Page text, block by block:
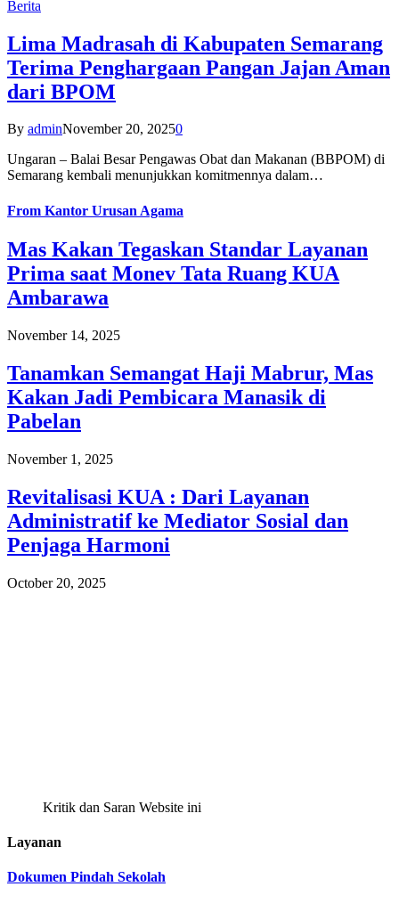
Berita
Lima Madrasah di Kabupaten Semarang
Terima Penghargaan Pangan Jajan Aman
dari BPOM
By adminNovember 20, 20250
Ungaran – Balai Besar Pengawas Obat dan Makanan (BBPOM) di
Semarang kembali menunjukkan komitmennya dalam…
From Kantor Urusan Agama
Mas Kakan Tegaskan Standar Layanan
Prima saat Monev Tata Ruang KUA
Ambarawa
November 14, 2025
Tanamkan Semangat Haji Mabrur, Mas
Kakan Jadi Pembicara Manasik di
Pabelan
November 1, 2025
Revitalisasi KUA : Dari Layanan
Administratif ke Mediator Sosial dan
Penjaga Harmoni
October 20, 2025
Kritik dan Saran Website ini
Layanan
Dokumen Pindah Sekolah